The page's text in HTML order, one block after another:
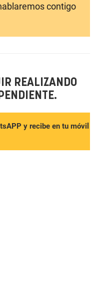
contigo
REALIZANDO
y recibe en tu móvil